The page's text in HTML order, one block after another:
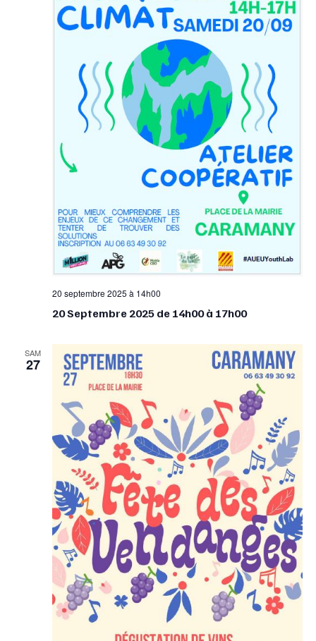
20 Septembre 2025 de 14h00 à 17h00
20 septembre 2025 à 14h00
SAM
27